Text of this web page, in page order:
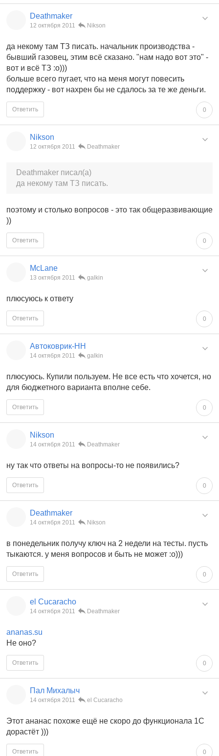
Deathmaker
12 октября 2011 Nikson
да некому там ТЗ писать. начальник производства -
бывший газовец, этим всё сказано. "нам надо вот это" -
вот и всё ТЗ :о)))
больше всего пугает, что на меня могут повесить
поддержку - вот нахрен бы не сдалось за те же деньги.
0
Ответить
Nikson
12 октября 2011 Deathmaker
Deathmaker писал(а)
да некому там ТЗ писать.
поэтому и столько вопросов - это так общеразвивающие
))
0
Ответить
McLane
13 октября 2011 galkin
плюсуюсь к ответу
0
Ответить
Автоковрик-НН
14 октября 2011 galkin
плюсуюсь. Купили пользуем. Не все есть что хочется, но
для бюджетного варианта вполне себе.
0
Ответить
Nikson
14 октября 2011 Deathmaker
ну так что ответы на вопросы-то не появились?
0
Ответить
Deathmaker
14 октября 2011 Nikson
в понедельник получу ключ на 2 недели на тесты. пусть
тыкаются. у меня вопросов и быть не может :о)))
0
Ответить
el Cucaracho
14 октября 2011 Deathmaker
ananas.su
Не оно?
0
Ответить
Пал Михалыч
14 октября 2011 el Cucaracho
Этот ананас похоже ещё не скоро до функционала 1С
дорастёт )))
0
Ответить